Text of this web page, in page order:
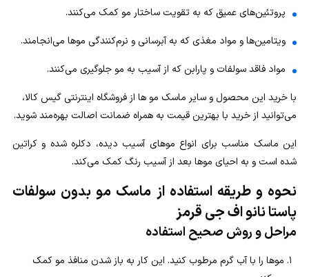
پروتئین‌های عمیق که به تقویت ساختار مو کمک می‌کنند.
ویتامین‌ها و مواد مغذی که به آبرسانی و نرم‌کنندگی موها می‌انجامند.
مواد فاقد سولفات و پارابن که از آسیب به مو جلوگیری می‌کنند.
با خرید این محصول و سایر ماسک مو ها از فروشگاه اینترنتی گیس کالا،
می‌توانید از خرید با بهترین قیمت به همراه ضمانت اصالت بهره‌مند شوید.
این ماسک مناسب برای انواع موهای آسیب دیده، دکلره شده و کراتین
شده است و به احیای موها بعد از آسیب رنگ کمک می‌کند.
نحوه و طریقه استفاده از ماسک مو بدون سولفات
پاستا نانو اف جی قرمز
مراحل و روش صحیح استفاده
موها را با آب گرم مرطوب کنید. این کار به باز شدن منافذ مو کمک